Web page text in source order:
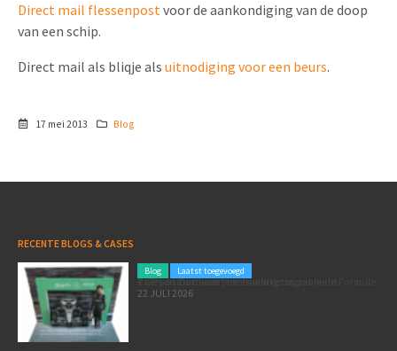
Direct mail flessenpostvoor de aankondiging van de doop
van een schip.
Direct mail als bliqje als uitnodiging voor een beurs.
17 mei 2013 Blog
RECENTE BLOGS & CASES
Blog Laatst toegevoegd
Poleposition voor je marketing: zó zet je de Formule 1 GP van Zandvoort in als marketingmoment
22 JULI 2026